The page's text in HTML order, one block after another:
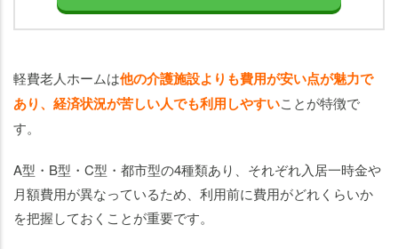
軽費老人ホームは他の介護施設よりも費用が安い点が魅力で
あり、経済状況が苦しい人でも利用しやすいことが特徴で
す。
A型・B型・C型・都市型の4種類あり、それぞれ入居一時金や
月額費用が異なっているため、利用前に費用がどれくらいか
を把握しておくことが重要です。
ー
請
求
紹
介
軽